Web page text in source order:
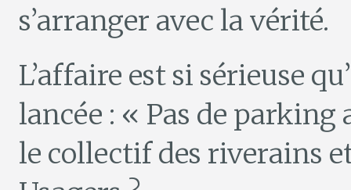
s’arranger avec la vérité.
L’affaire est si sérieuse
lancée : « Pas de
le collectif des riverains